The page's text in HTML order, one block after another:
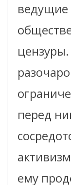
ведущие
перед
ему